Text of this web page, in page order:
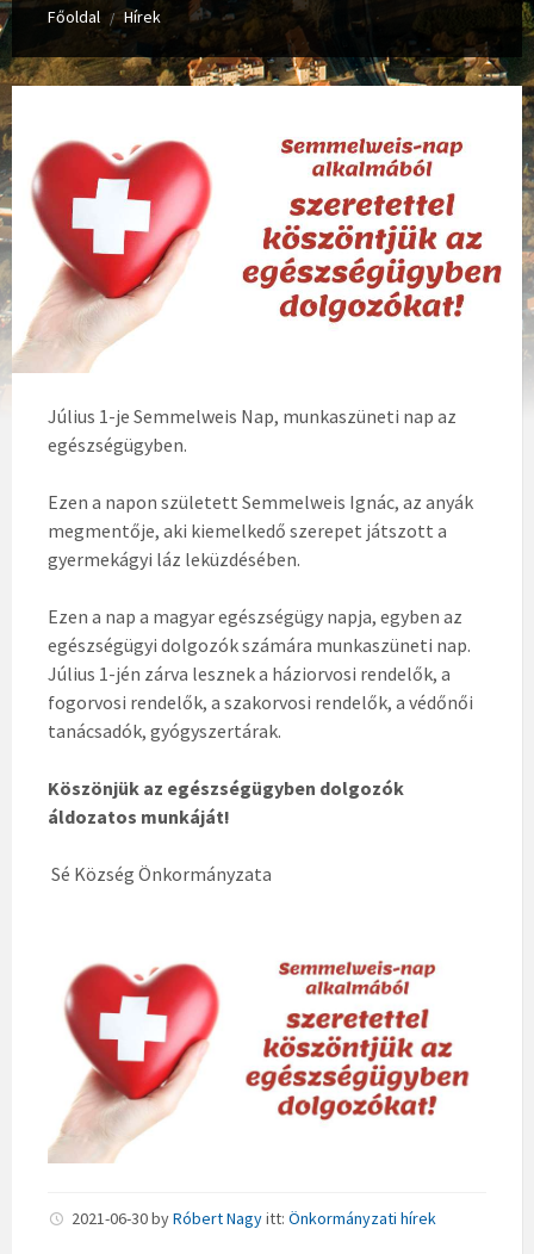
Főoldal / Hírek
Július 1-je Semmelweis Nap, munkaszüneti nap az
egészségügyben.
Ezen a napon született Semmelweis Ignác, az anyák
megmentője, aki kiemelkedő szerepet játszott a
gyermekágyi láz leküzdésében.
Ezen a nap a magyar egészségügy napja, egyben az
egészségügyi dolgozók számára munkaszüneti nap.
Július 1-jén zárva lesznek a háziorvosi rendelők, a
fogorvosi rendelők, a szakorvosi rendelők, a védőnői
tanácsadók, gyógyszertárak.
Köszönjük az egészségügyben dolgozók
áldozatos munkáját!
Sé Község Önkormányzata
2021-06-30byRóbert Nagyitt: Önkormányzati hírek